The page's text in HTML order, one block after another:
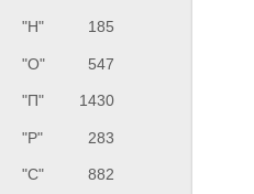
"Н" 185
"О" 547
"П" 1430
"Р" 283
"С" 882